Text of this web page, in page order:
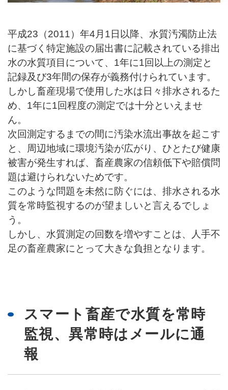
平成23（2011）年4月1日以降、水質汚濁防止法
に基づく特定施設の届出書に記載されている排出
水の水質項目について、1年に1回以上の測定と
記録及び3年間の保存が義務付けられています。
しかし畜産現場で使用した水は日々排水されるた
め、1年に1回程度の測定では十分といえませ
ん。
次回測定するまでの間に汚染水流出事故を起こす
と、周辺地域に環境汚染が広がり、ひとたび健康
被害が発生すれば、畜産農家の信頼低下や賠償問
題は避けられないためです。
このような問題を未然に防ぐには、排水される水
質を常時監視するのが望ましいと言えるでしょ
う。
しかし、水質測定の回数を増やすことは、人手不
足の畜産農家にとって大きな負担となります。
スマート畜産で水質を常時
監視、異常時はメールに通
報